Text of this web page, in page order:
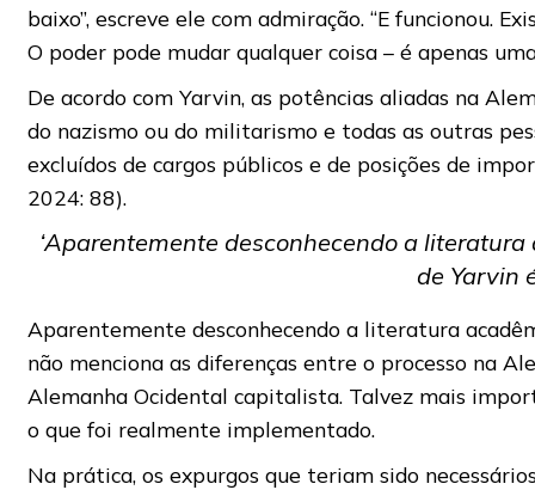
baixo”, escreve ele com admiração. “E funcionou.
O poder pode mudar qualquer coisa – é apenas
De acordo com Yarvin, as potências aliadas na
do nazismo ou do militarismo e todas as outras
excluídos de cargos públicos e de posições de
2024: 88).
‘Aparentemente desconhecendo a
de Yarvin
Aparentemente desconhecendo a literatura
não menciona as diferenças entre o processo na
Alemanha Ocidental capitalista. Talvez mais
o que foi realmente implementado.
Na prática, os expurgos que teriam sido